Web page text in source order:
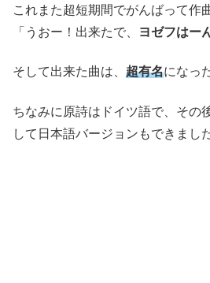
これまた超短期間でがんばって作
「うおー！出来たで、
ヨゼフはー
そして出来た曲は、 超有名になっ
ちなみに原詩はドイツ語で、その
して日本語バージョンもできました